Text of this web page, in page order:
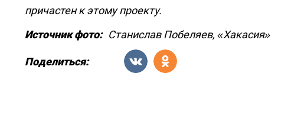
причастен к этому проекту.
Источник фото: Станислав Побеляев, «Хакасия»
Поделиться: